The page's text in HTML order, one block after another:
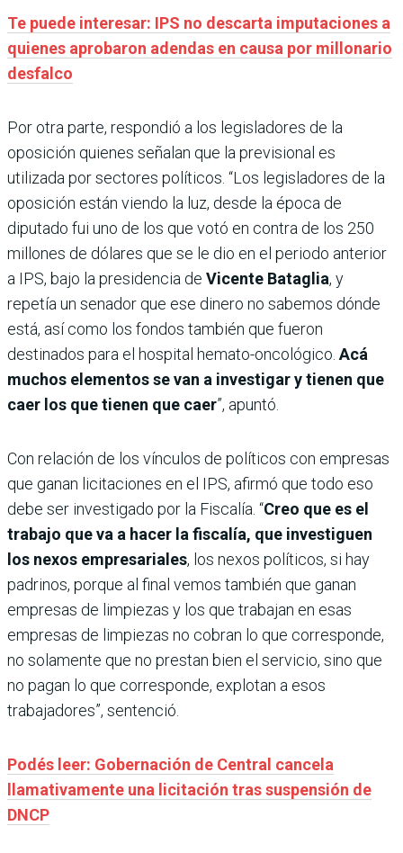
Te puede interesar: IPS no descarta imputaciones a
quienes aprobaron adendas en causa por millonario
desfalco
Por otra parte, respondió a los legisladores de la
oposición quienes señalan que la previsional es
utilizada por sectores políticos. “Los legisladores de la
oposición están viendo la luz, desde la época de
diputado fui uno de los que votó en contra de los 250
millones de dólares que se le dio en el periodo anterior
a IPS, bajo la presidencia de Vicente Bataglia, y
repetía un senador que ese dinero no sabemos dónde
está, así como los fondos también que fueron
destinados para el hospital hemato-oncológico. Acá
muchos elementos se van a investigar y tienen que
caer los que tienen que caer”, apuntó.
Con relación de los vínculos de políticos con empresas
que ganan licitaciones en el IPS, afirmó que todo eso
debe ser investigado por la Fiscalía. “Creo que es el
trabajo que va a hacer la fiscalía, que investiguen
los nexos empresariales, los nexos políticos, si hay
padrinos, porque al final vemos también que ganan
empresas de limpiezas y los que trabajan en esas
empresas de limpiezas no cobran lo que corresponde,
no solamente que no prestan bien el servicio, sino que
no pagan lo que corresponde, explotan a esos
trabajadores”, sentenció.
Podés leer: Gobernación de Central cancela
llamativamente una licitación tras suspensión de
DNCP